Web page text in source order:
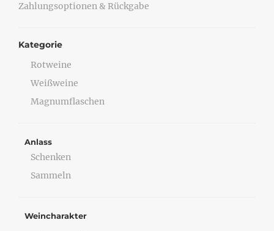
Zahlungsoptionen & Rückgabe
Kategorie
Rotweine
Weißweine
Magnumflaschen
Anlass
Schenken
Sammeln
Weincharakter